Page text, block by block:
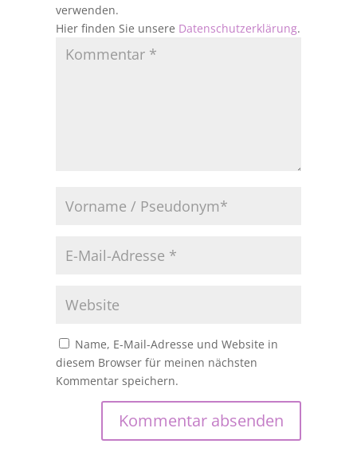
verwenden.
Hier finden Sie unsere Datenschutzerklärung.
Name, E-Mail-Adresse und Website in
diesem Browser für meinen nächsten
Kommentar speichern.